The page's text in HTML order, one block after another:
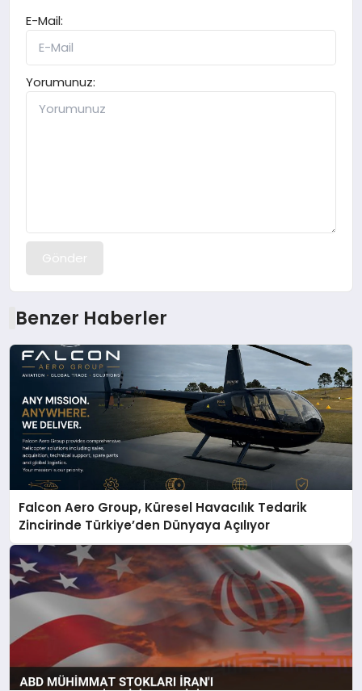
E-Mail:
Yorumunuz:
Gönder
Benzer Haberler
Falcon Aero Group, Küresel Havacılık Tedarik
Zincirinde Türkiye’den Dünyaya Açılıyor